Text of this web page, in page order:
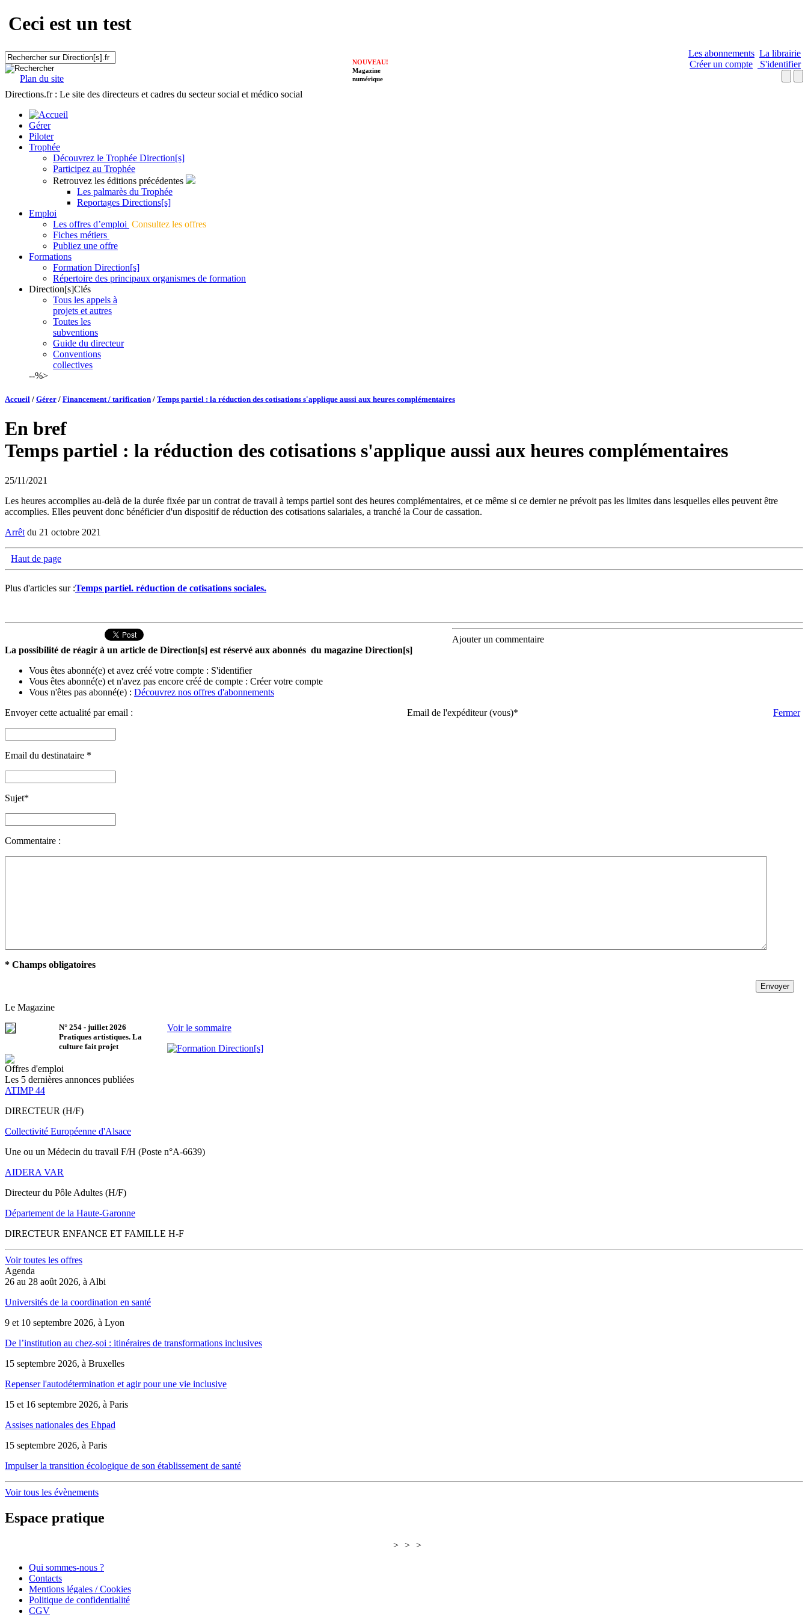
Ceci est un test
Plan du site
Les abonnements La librairie
Créer un compte
S'identifier
NOUVEAU!
Magazine
numérique
Directions.fr : Le site des directeurs et cadres du secteur social et médico social
Gérer
Piloter
Trophée
Découvrez le Trophée Direction[s]
Participez au Trophée
Retrouvez les éditions précédentes
Les palmarès du Trophée
Reportages Directions[s]
Emploi
Les offres d’emploi Consultez les offres
Fiches métiers
Publiez une offre
Formations
Formation Direction[s]
Répertoire des principaux organismes de formation
Direction[s]Clés
Tous les appels à
projets et autres
Toutes les
subventions
Guide du directeur
Conventions
collectives
--%>
Accueil / Gérer / Financement / tarification / Temps partiel : la réduction des cotisations s'applique aussi aux heures complémentaires
En bref
Temps partiel : la réduction des cotisations s'applique aussi aux heures complémentaires
25/11/2021
Les heures accomplies au-delà de la durée fixée par un contrat de travail à temps partiel sont des heures complémentaires, et ce même si ce dernier ne prévoit pas les limites dans lesquelles elles peuvent être
accomplies. Elles peuvent donc bénéficier d'un dispositif de réduction des cotisations salariales, a tranché la Cour de cassation.
Arrêt du 21 octobre 2021
Haut de page
Plus d'articles sur :Temps partiel. réduction de cotisations sociales.
Ajouter un commentaire
La possibilité de réagir à un article de Direction[s] est réservé aux abonnés du magazine Direction[s]
Vous êtes abonné(e) et avez créé votre compte : S'identifier
Vous êtes abonné(e) et n'avez pas encore créé de compte : Créer votre compte
Vous n'êtes pas abonné(e) : Découvrez nos offres d'abonnements
Envoyer cette actualité par email :
Fermer
Email de l'expéditeur (vous)*
Email du destinataire *
Sujet*
Commentaire :
* Champs obligatoires
Le Magazine
N° 254 - juillet 2026
Pratiques artistiques. La
culture fait projet
Voir le sommaire
Offres d'emploi
Les 5 dernières annonces publiées
ATIMP 44
DIRECTEUR (H/F)
Collectivité Européenne d'Alsace
Une ou un Médecin du travail F/H (Poste n°A-6639)
AIDERA VAR
Directeur du Pôle Adultes (H/F)
Département de la Haute-Garonne
DIRECTEUR ENFANCE ET FAMILLE H-F
Voir toutes les offres
Agenda
26 au 28 août 2026, à Albi
Universités de la coordination en santé
9 et 10 septembre 2026, à Lyon
De l’institution au chez-soi : itinéraires de transformations inclusives
15 septembre 2026, à Bruxelles
Repenser l'autodétermination et agir pour une vie inclusive
15 et 16 septembre 2026, à Paris
Assises nationales des Ehpad
15 septembre 2026, à Paris
Impulser la transition écologique de son établissement de santé
Voir tous les évènements
Espace pratique
> > >
Qui sommes-nous ?
Contacts
Mentions légales / Cookies
Politique de confidentialité
CGV